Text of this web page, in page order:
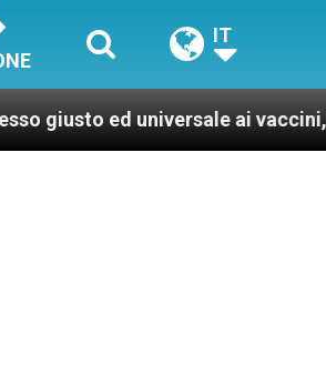
IT
ai vaccini, per un